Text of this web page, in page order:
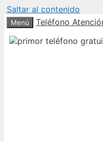
Saltar al contenido
Menú Teléfono